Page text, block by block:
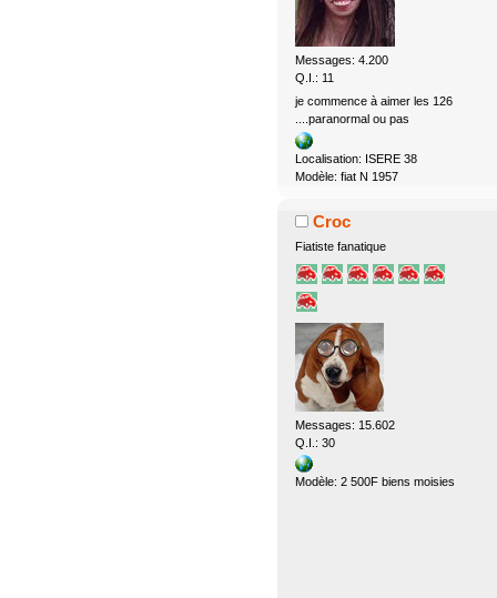
Messages: 4.200
Q.I.: 11
je commence à aimer les 126
....paranormal ou pas
Localisation: ISERE 38
Modèle: fiat N 1957
Croc
Fiatiste fanatique
Messages: 15.602
Q.I.: 30
Modèle: 2 500F biens moisies